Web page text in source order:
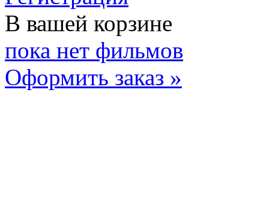
В вашей корзине
пока нет фильмов
Оформить заказ »